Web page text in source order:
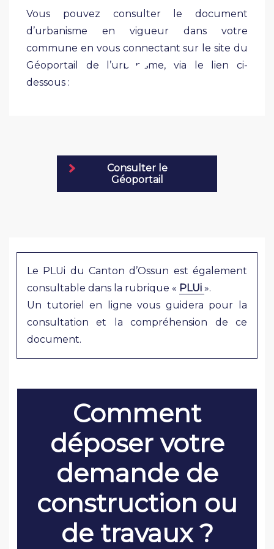
Vous pouvez consulter le document
d’urbanisme en vigueur dans votre
commune en vous connectant sur le site du
Géoportail de l’urbanisme, via le lien ci-
dessous :
Consulter le
Géoportail
Le PLUi du Canton d’Ossun est également
consultable dans la rubrique « PLUi ».
Un tutoriel en ligne vous guidera pour la
consultation et la compréhension de ce
document.
Comment
déposer votre
demande de
construction ou
de travaux ?